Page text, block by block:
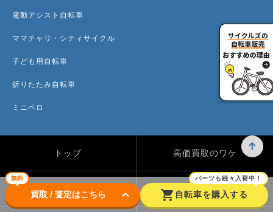
無料
買取 / 査定はこちら keyboard_arrow_down shopping_cart
パーツも続々入荷中！
自転車を購入する
電動アシスト自転車
ママチャリ・シティサイクル
子ども用自転車
折りたたみ自転車
ミニベロ
トップ 高価買取のワケ
買取方法 買取カテゴリー